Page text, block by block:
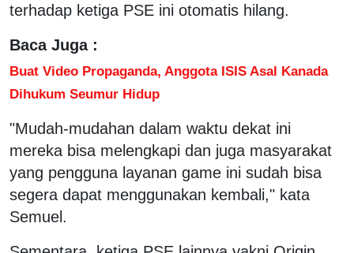
terhadap ketiga PSE ini otomatis hilang.
Baca Juga :
Buat Video Propaganda, Anggota ISIS Asal Kanada
Dihukum Seumur Hidup
"Mudah-mudahan dalam waktu dekat ini
mereka bisa melengkapi dan juga masyarakat
yang pengguna layanan game ini sudah bisa
segera dapat menggunakan kembali," kata
Semuel.